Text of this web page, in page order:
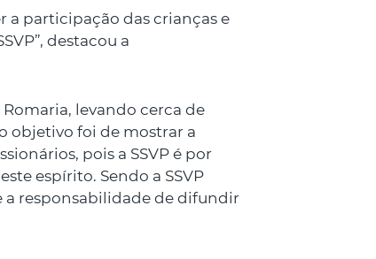
a participação das crianças e
destacou a
levando cerca de
objetivo foi de mostrar a
pois a SSVP é por
espírito. Sendo a SSVP
a responsabilidade de difundir